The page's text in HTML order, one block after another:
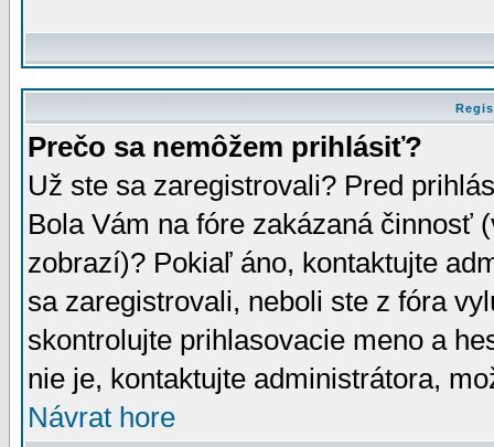
Prečo sa nemôžem prihlásiť?
Už ste sa zaregistrovali? Pred
Bola Vám na fóre zakázaná činnosť
zobrazí)? Pokiaľ áno, kontaktujte
sa zaregistrovali, neboli ste z fóra
skontrolujte prihlasovacie meno a
nie je, kontaktujte administrátora,
Návrat hore